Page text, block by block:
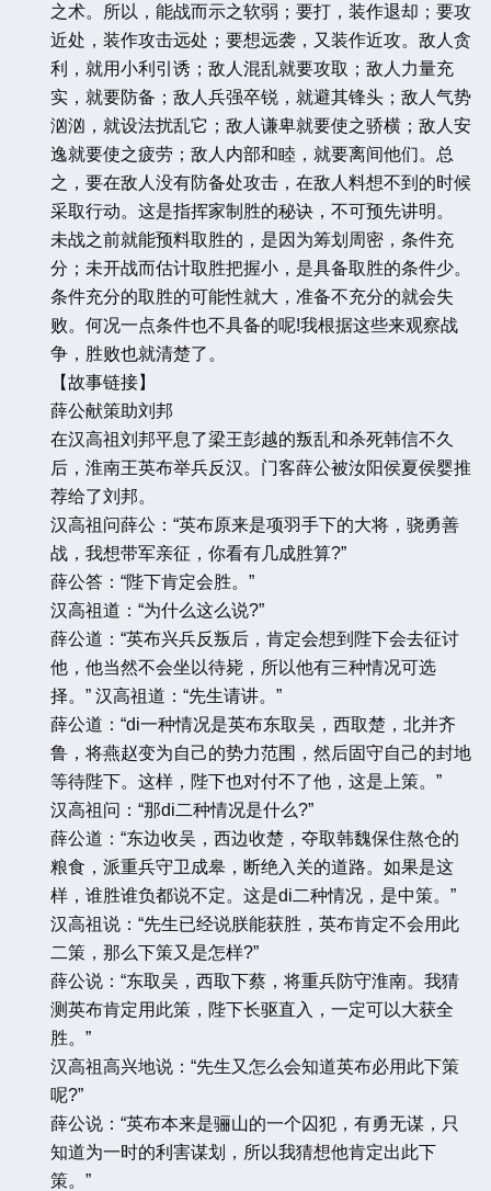
之术。所以，能战而示之软弱；要打，装作退却；要攻
近处，装作攻击远处；要想远袭，又装作近攻。敌人贪
利，就用小利引诱；敌人混乱就要攻取；敌人力量充
实，就要防备；敌人兵强卒锐，就避其锋头；敌人气势
汹汹，就设法扰乱它；敌人谦卑就要使之骄横；敌人安
逸就要使之疲劳；敌人内部和睦，就要离间他们。总
之，要在敌人没有防备处攻击，在敌人料想不到的时候
采取行动。这是指挥家制胜的秘诀，不可预先讲明。
未战之前就能预料取胜的，是因为筹划周密，条件充
分；未开战而估计取胜把握小，是具备取胜的条件少。
条件充分的取胜的可能性就大，准备不充分的就会失
败。何况一点条件也不具备的呢!我根据这些来观察战
争，胜败也就清楚了。
【故事链接】
薛公献策助刘邦
在汉高祖刘邦平息了梁王彭越的叛乱和杀死韩信不久
后，淮南王英布举兵反汉。门客薛公被汝阳侯夏侯婴推
荐给了刘邦。
汉高祖问薛公：“英布原来是项羽手下的大将，骁勇善
战，我想带军亲征，你看有几成胜算?”
薛公答：“陛下肯定会胜。”
汉高祖道：“为什么这么说?”
薛公道：“英布兴兵反叛后，肯定会想到陛下会去征讨
他，他当然不会坐以待毙，所以他有三种情况可选
择。” 汉高祖道：“先生请讲。”
薛公道：“di一种情况是英布东取吴，西取楚，北并齐
鲁，将燕赵变为自己的势力范围，然后固守自己的封地
等待陛下。这样，陛下也对付不了他，这是上策。”
汉高祖问：“那di二种情况是什么?”
薛公道：“东边收吴，西边收楚，夺取韩魏保住熬仓的
粮食，派重兵守卫成皋，断绝入关的道路。如果是这
样，谁胜谁负都说不定。这是di二种情况，是中策。”
汉高祖说：“先生已经说朕能获胜，英布肯定不会用此
二策，那么下策又是怎样?”
薛公说：“东取吴，西取下蔡，将重兵防守淮南。我猜
测英布肯定用此策，陛下长驱直入，一定可以大获全
胜。”
汉高祖高兴地说：“先生又怎么会知道英布必用此下策
呢?”
薛公说：“英布本来是骊山的一个囚犯，有勇无谋，只
知道为一时的利害谋划，所以我猜想他肯定出此下
策。”